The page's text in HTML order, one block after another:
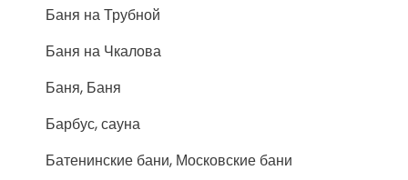
Баня на Трубной
Баня на Чкалова
Баня, Баня
Барбус, сауна
Батенинские бани, Московские бани